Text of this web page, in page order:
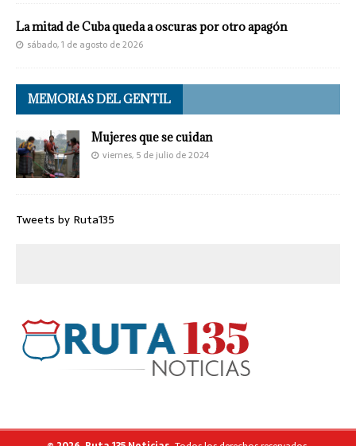
La mitad de Cuba queda a oscuras por otro apagón
sábado, 1 de agosto de 2026
MEMORIAS DEL GENTIL
Mujeres que se cuidan
viernes, 5 de julio de 2024
Tweets by Ruta135